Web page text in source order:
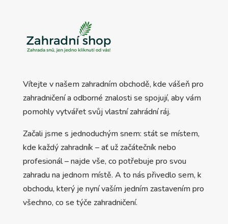
Vítejte v našem zahradním obchodě, kde vášeň pro
zahradničení a odborné znalosti se spojují, aby vám
pomohly vytvářet svůj vlastní zahrádní ráj.
Začali jsme s jednoduchým snem: stát se místem,
kde každý zahradník – ať už začátečník nebo
profesionál – najde vše, co potřebuje pro svou
zahradu na jednom místě. A to nás přivedlo sem, k
obchodu, který je nyní vaším jedním zastavením pro
všechno, co se týče zahradničení.